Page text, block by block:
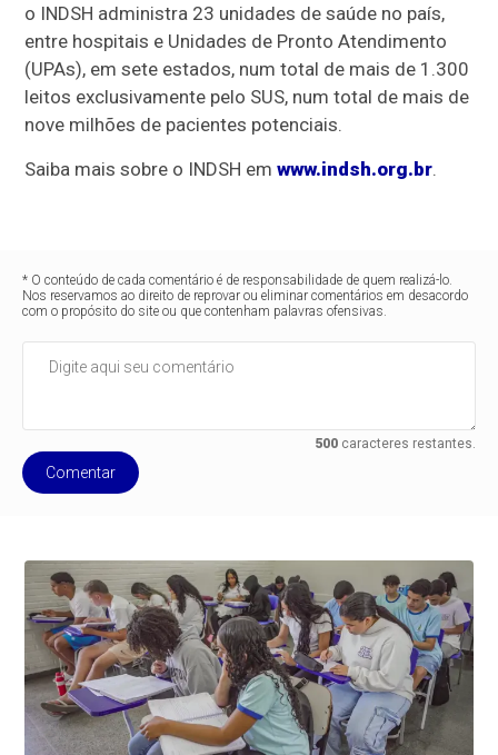
o INDSH administra 23 unidades de saúde no país,
entre hospitais e Unidades de Pronto Atendimento
(UPAs), em sete estados, num total de mais de 1.300
leitos exclusivamente pelo SUS, num total de mais de
nove milhões de pacientes potenciais.
Saiba mais sobre o INDSH emwww.indsh.org.br.
* O conteúdo de cada comentário é de responsabilidade de quem realizá-lo.
Nos reservamos ao direito de reprovar ou eliminar comentários em desacordo
com o propósito do site ou que contenham palavras ofensivas.
500caracteres restantes.
Comentar